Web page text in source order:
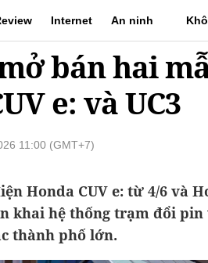
Internet An ninh
mạng gian
bán hai
e: và UC3
11:00 (GMT+7)
Honda CUV e: từ 4/6 và
khai hệ thống trạm đổi pin
thành phố lớn.